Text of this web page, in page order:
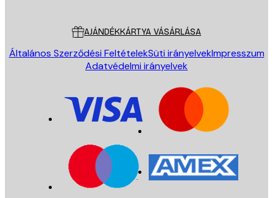
AJÁNDÉKKÁRTYA VÁSÁRLÁSA
Általános Szerződési FeltételekSüti irányelvekImpresszum
Adatvédelmi irányelvek